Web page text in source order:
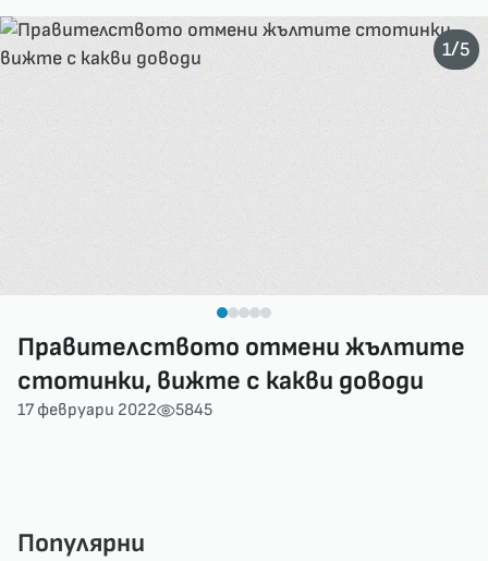
Правителството отмени жълтите
стотинки, вижте с какви доводи
17 февруари 2022 5845
1/5
Популярни